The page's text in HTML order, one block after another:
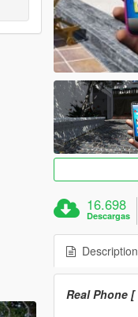
16.698
Descargas
Description
Real Phone [